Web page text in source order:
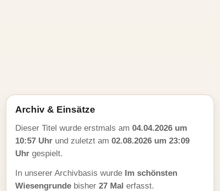
Archiv & Einsätze
Dieser Titel wurde erstmals am 04.04.2026 um
10:57 Uhr und zuletzt am 02.08.2026 um 23:09
Uhr gespielt.
In unserer Archivbasis wurde Im schönsten
Wiesengrunde bisher 27 Mal erfasst.